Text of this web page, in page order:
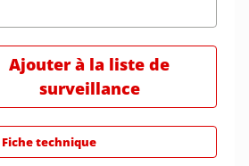
Ajouter à la liste de
surveillance
Fiche technique